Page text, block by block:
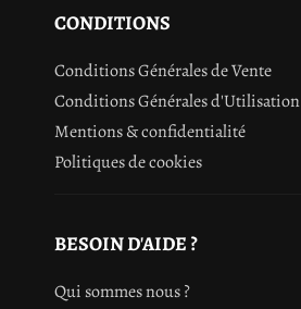
CONDITIONS
Conditions Générales de Vente
Conditions Générales d'Utilisation
Mentions & confidentialité
Politiques de cookies
BESOIN D'AIDE ?
Qui sommes nous ?